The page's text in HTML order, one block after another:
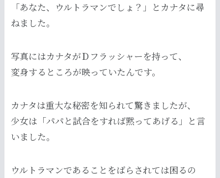
「あなた、ウルトラマンでしょ？」とカナタに尋
ねました。
写真にはカナタがＤフラッシャーを持って、
変身するところが映っていたんです。
カナタは重大な秘密を知られて驚きましたが、
少女は「パパと試合をすれば黙ってあげる」と言
いました。
ウルトラマンであることをばらされては困るの